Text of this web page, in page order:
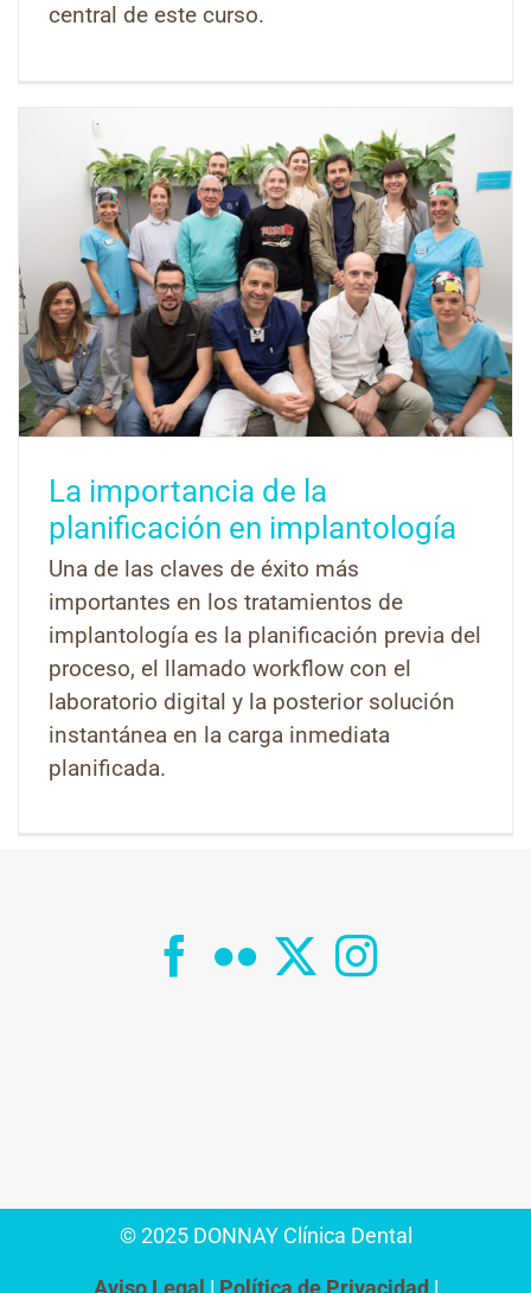
central de este curso.
La importancia de la
planificación en implantología
Una de las claves de éxito más
importantes en los tratamientos de
implantología es la planificación previa del
proceso, el llamado workflow con el
laboratorio digital y la posterior solución
instantánea en la carga inmediata
planificada.
© 2025 DONNAY Clínica Dental
Aviso Legal Política de Privacidad